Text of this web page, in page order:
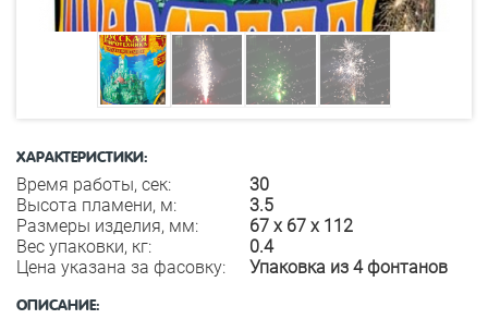
ХАРАКТЕРИСТИКИ:
Время работы, сек:
30
Высота пламени, м:
3.5
Размеры изделия, мм:
67 х 67 х 112
Вес упаковки, кг:
0.4
Цена указана за фасовку:
Упаковка из 4 фонтанов
ОПИСАНИЕ: